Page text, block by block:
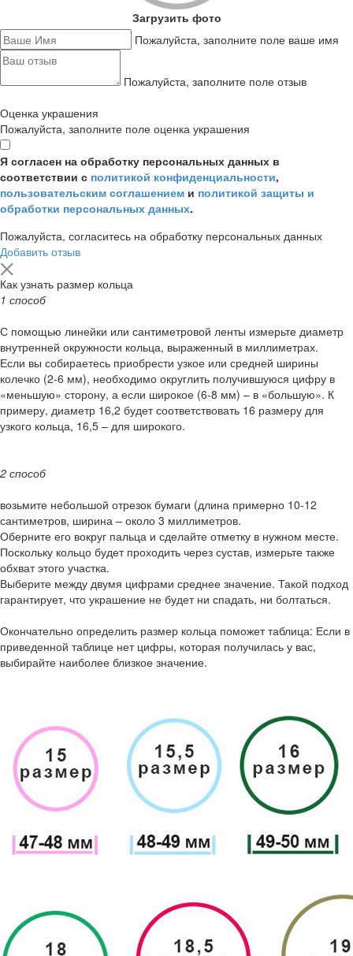
Загрузить фото
Пожалуйста, заполните поле ваше имя
Пожалуйста, заполните поле отзыв
Оценка украшения
Пожалуйста, заполните поле оценка украшения
Я согласен на обработку персональных данных в
соответствии с политикой конфиденциальности,
пользовательским соглашением и политикой защиты и
обработки персональных данных.
Пожалуйста, согласитесь на обработку персональных данных
Добавить отзыв
Как узнать размер кольца
1 способ
С помощью линейки или сантиметровой ленты измерьте диаметр
внутренней окружности кольца, выраженный в миллиметрах.
Если вы собираетесь приобрести узкое или средней ширины
колечко (2-6 мм), необходимо округлить получившуюся цифру в
«меньшую» сторону, а если широкое (6-8 мм) – в «большую». К
примеру, диаметр 16,2 будет соответствовать 16 размеру для
узкого кольца, 16,5 – для широкого.
2 способ
возьмите небольшой отрезок бумаги (длина примерно 10-12
сантиметров, ширина – около 3 миллиметров.
Оберните его вокруг пальца и сделайте отметку в нужном месте.
Поскольку кольцо будет проходить через сустав, измерьте также
обхват этого участка.
Выберите между двумя цифрами среднее значение. Такой подход
гарантирует, что украшение не будет ни спадать, ни болтаться.
Окончательно определить размер кольца поможет таблица: Если в
приведенной таблице нет цифры, которая получилась у вас,
выбирайте наиболее близкое значение.